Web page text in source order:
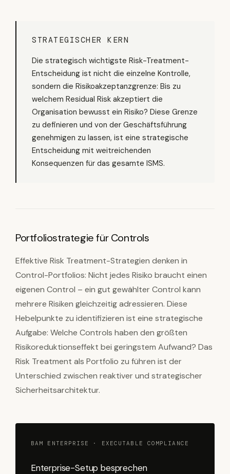
STRATEGISCHER KERN
Die strategisch wichtigste Risk-Treatment-
Entscheidung ist nicht die einzelne Kontrolle,
sondern die Risikoakzeptanzgrenze: Bis zu
welchem Residual Risk akzeptiert die
Organisation bewusst ein Risiko? Diese Grenze
zu definieren und von der Geschäftsführung
genehmigen zu lassen, ist eine strategische
Entscheidung mit weitreichenden
Konsequenzen für das gesamte ISMS.
Portfoliostrategie für Controls
Effektive Risk Treatment-Strategien denken in
Control-Portfolios: Nicht jedes Risiko braucht einen
eigenen Control – ein gut gewählter Control kann
mehrere Risiken gleichzeitig adressieren. Diese
Hebelpunkte zu identifizieren ist eine strategische
Aufgabe: Welche Controls haben den größten
Risikoreduktionseffekt bei geringstem Aufwand? Das
Risk Treatment als Portfolio zu führen ist der
Unterschied zwischen reaktiver und strategischer
Sicherheitsarchitektur.
BAM ENTERPRISE · EXECUTABLE COMPLIANCE
Enterprise-Setup besprechen